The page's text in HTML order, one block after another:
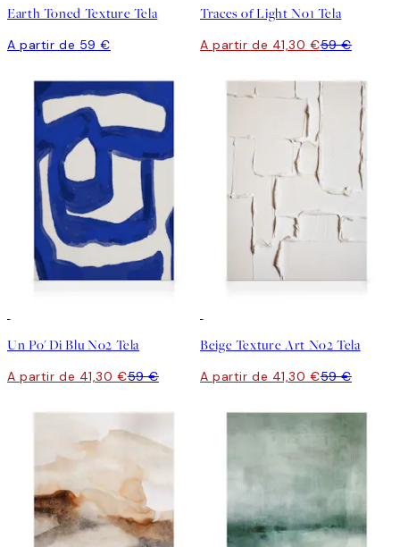
Earth Toned Texture Tela
A partir de 59 €
Traces of Light No1 Tela
A partir de 41,30 €59 €
Un Po' Di Blu No2 Tela
A partir de 41,30 €59 €
Beige Texture Art No2 Tela
A partir de 41,30 €59 €